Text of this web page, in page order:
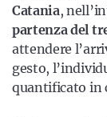
Catania,
partenza del
attendere
gesto,
quantificato in